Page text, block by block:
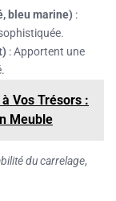
bleu marine) :
: Apportent une
Vos Trésors :
Meuble
du carrelage,